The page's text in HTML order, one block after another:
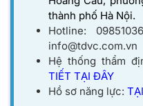
thành phố Hà Nội.
Hotline:
info@tdvc.com.vn
Hệ thống thẩm
TIẾT TẠI ĐÂY
Hồ sơ năng lực: